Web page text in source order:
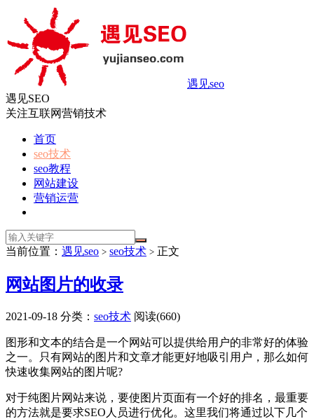
遇见seo
遇见SEO
关注互联网营销技术
首页
seo技术
seo教程
网站建设
营销运营
当前位置： 遇见seo > seo技术 > 正文
网站图片的收录
2021-09-18 分类： seo技术 阅读(660)
图形和文本的结合是一个网站可以提供给用户的非常好的体验
之一。只有网站的图片和文章才能更好地吸引用户，那么如何
快速收集网站的图片呢?
对于纯图片网站来说，要使图片页面有一个好的排名，最重要
的方法就是要求SEO人员进行优化。这里我们将通过以下几个